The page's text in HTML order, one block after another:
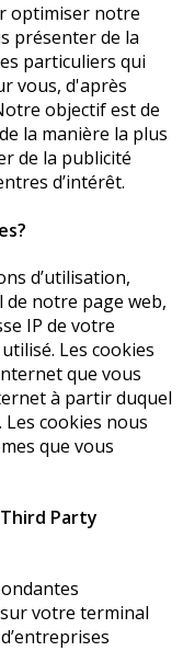
optimiser notre
présenter de la
particuliers qui
vous, d'après
objectif est de
la manière la plus
de la publicité
d’intérêt.
d’utilisation,
de notre page web,
IP de votre
Les cookies
que vous
à partir duquel
cookies nous
que vous
Party
votre terminal